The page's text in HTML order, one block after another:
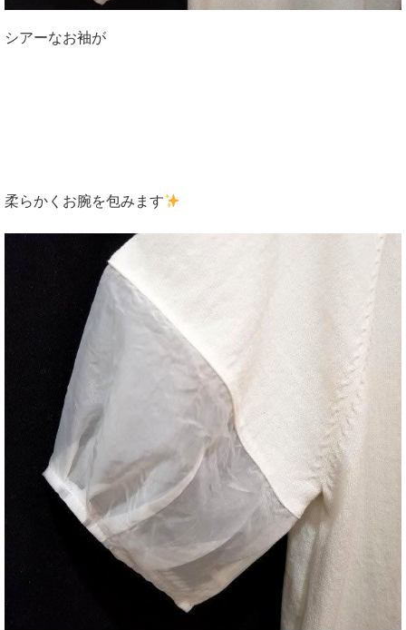
シアーなお袖が
柔らかくお腕を包みます